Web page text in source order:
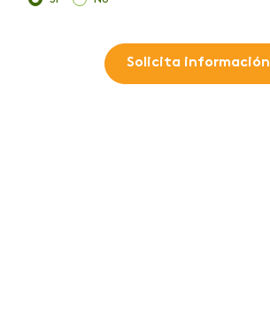
Solicita información